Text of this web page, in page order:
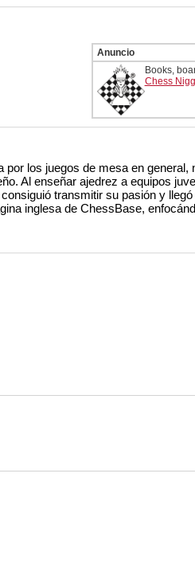
Anuncio
Books,
Chess
los juegos de mesa en general,
Al enseñar ajedrez a equipos
transmitir su pasión y
inglesa de ChessBase,